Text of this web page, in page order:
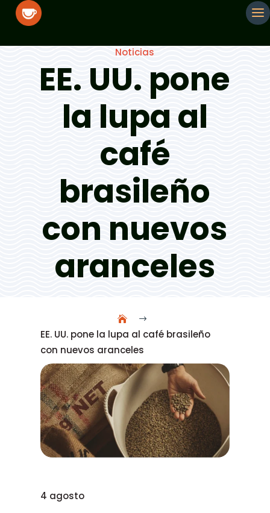
Noticias
EE. UU. pone
la lupa al
café
brasileño
con nuevos
aranceles
$
EE. UU. pone la lupa al café brasileño
con nuevos aranceles
4 agosto